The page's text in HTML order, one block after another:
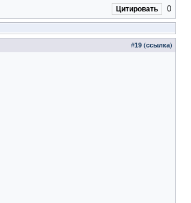
Цитировать 0
#19 (ссылка)